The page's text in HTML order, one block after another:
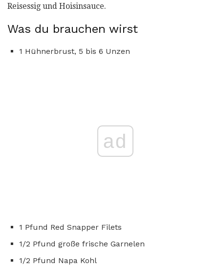
Reisessig und Hoisinsauce.
Was du brauchen wirst
1 Hühnerbrust, 5 bis 6 Unzen
ad
1 Pfund Red Snapper Filets
1/2 Pfund große frische Garnelen
1/2 Pfund Napa Kohl